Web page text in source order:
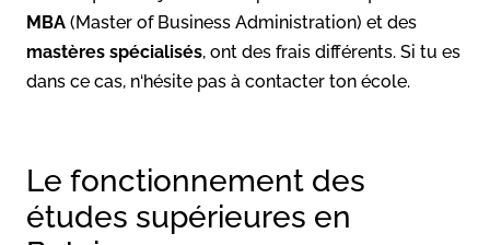
MBA (Master of Business Administration) et des
mastères spécialisés, ont des frais différents. Si tu es
dans ce cas, n‘hésite pas à contacter ton école.
Le fonctionnement des
études supérieures en